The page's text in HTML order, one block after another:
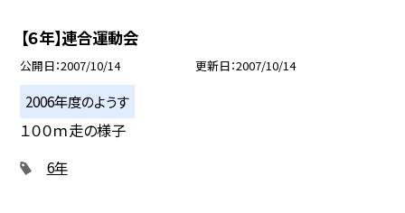
【６年】連合運動会
公開日 2007/10/14 更新日 2007/10/14
2006年度のようす
１００ｍ走の様子
6年